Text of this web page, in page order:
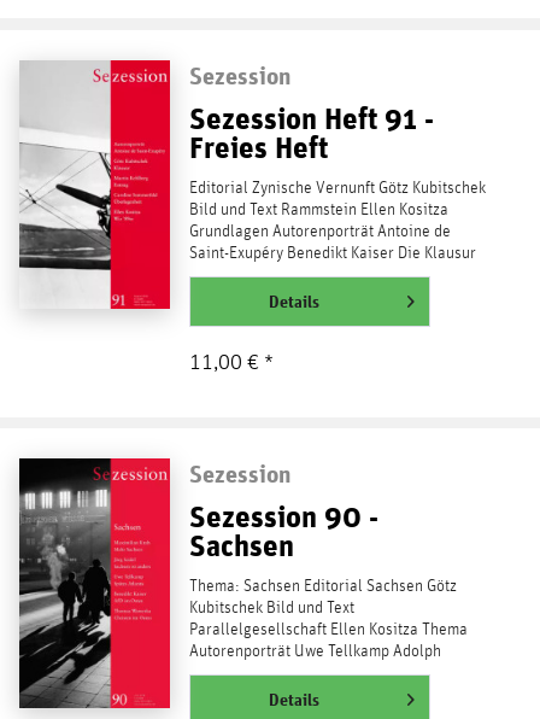
Sezession
Sezession Heft 91 -
Freies Heft
Editorial Zynische Vernunft Götz Kubitschek
Bild und Text Rammstein Ellen Kositza
Grundlagen Autorenporträt Antoine de
Saint-Exupéry Benedikt Kaiser Die Klausur
Götz Kubitschek...
weiterlesenDetails
11,00 € *
Sezession
Sezession 90 -
Sachsen
Thema: Sachsen Editorial Sachsen Götz
Kubitschek Bild und Text
Parallelgesellschaft Ellen Kositza Thema
Autorenporträt Uwe Tellkamp Adolph
Przybyszewski Sachsens hübsche...
weiterlesenDetails